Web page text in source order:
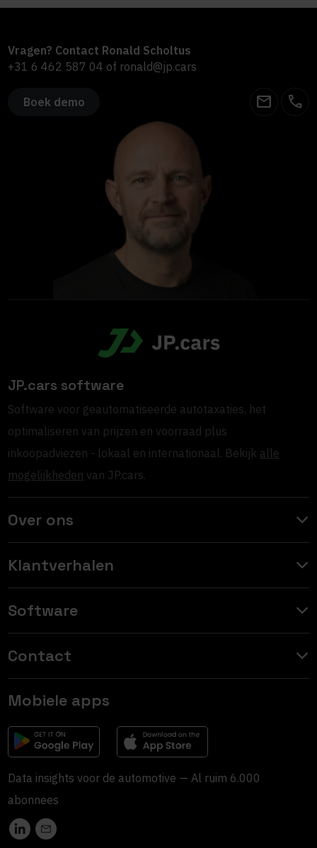
Vragen? Contact Ronald Scholtus
+31 6 462 587 04 of ronald@jp.cars
Boek demo email call
JP.cars software
Software voor geautomatiseerde autotaxaties, het
optimaliseren van prijzen en voorraad plus
inkoopadviezen - lokaal en internationaal. Bekijk alle
mogelijkheden van JP.cars.
Over ons
Klantverhalen
Software
Contact
Mobiele apps
Data insights voor de automotive — Al ruim 6.000
abonnees